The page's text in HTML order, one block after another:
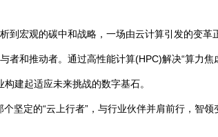
宏观的碳中和战略，一场由云计算引发的变革
和推动者。通过高性能计算(HPC)解决“算力
建起适应未来挑战的数字基石。
坚定的“云上行者”，与行业伙伴并肩前行，智领